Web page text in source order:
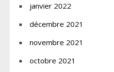
janvier 2022
décembre 2021
novembre 2021
octobre 2021